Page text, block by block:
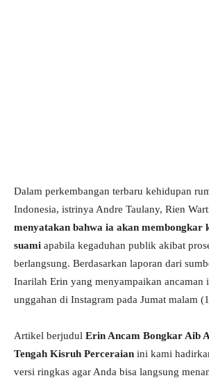
Dalam perkembangan terbaru kehidupan
Indonesia, istrinya Andre Taulany, Rien
menyatakan bahwa ia akan membongkar
suami apabila kegaduhan publik akibat
berlangsung. Berdasarkan laporan dari
Ina­rilah Erin yang menyampaikan ancaman
unggahan di Instagram pada Jumat malam
Artikel berjudul Erin Ancam Bongkar Aib
Tengah Kisruh Perceraian ini kami
versi ringkas agar Anda bisa langsung